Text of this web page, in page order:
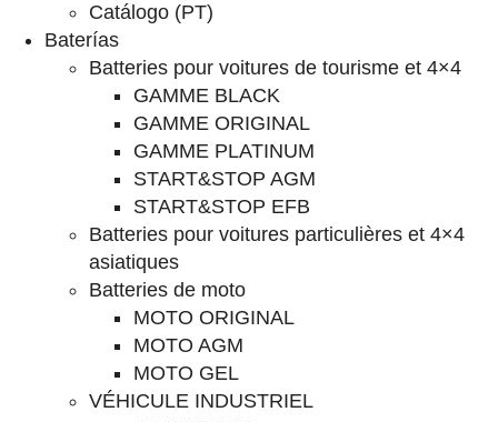
Catálogo (PT)
Baterías
Batteries pour voitures de tourisme et 4×4
GAMME BLACK
GAMME ORIGINAL
GAMME PLATINUM
START&STOP AGM
START&STOP EFB
Batteries pour voitures particulières et 4×4
asiatiques
Batteries de moto
MOTO ORIGINAL
MOTO AGM
MOTO GEL
VÉHICULE INDUSTRIEL